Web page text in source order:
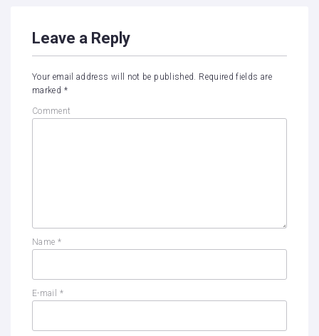
Leave a Reply
Your email address will not be published. Required fields are
marked *
Comment
Name *
E-mail *